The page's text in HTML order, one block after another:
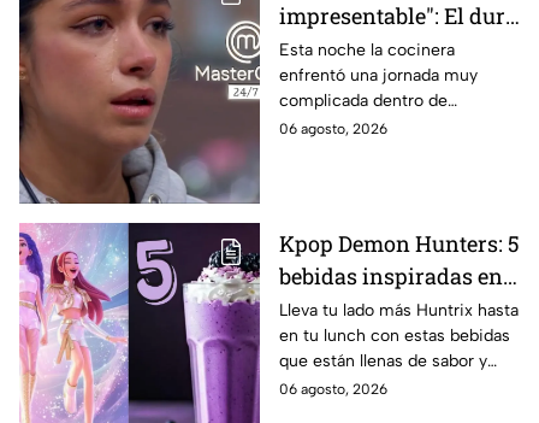
impresentable": El duro
regaño que hizo llorar a
Michelle dentro de
MasterChef 24/7
Esta noche la cocinera
enfrentó una jornada muy
complicada dentro de
MasterChef 24/7.
06 agosto, 2026
Kpop Demon Hunters: 5
bebidas inspiradas en
las guerreras Huntrix
para llevar a la escuela
este regreso a clases
2026; son saludables y
Lleva tu lado más Huntrix hasta
en tu lunch con estas bebidas
que están llenas de sabor y
frescura.
06 agosto, 2026